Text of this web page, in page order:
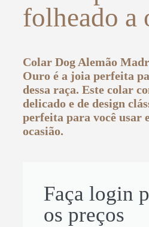
folheado a
Colar Dog Alemão
Ouro é a joia perfeita
dessa raça. Este colar
delicado e de design
perfeita para você usar
ocasião.
Faça login
os preços